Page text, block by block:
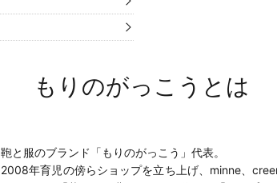
もりのがっこうとは
鞄と服のブランド「もりのがっこう」代表。
2008年育児の傍らショップを立ち上げ、minne、